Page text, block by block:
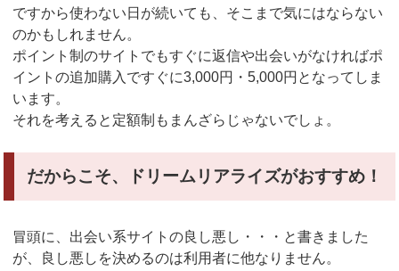
ですから使わない日が続いても、そこまで気にはならない
のかもしれません。
ポイント制のサイトでもすぐに返信や出会いがなければポ
イントの追加購入ですぐに3,000円・5,000円となってしま
います。
それを考えると定額制もまんざらじゃないでしょ。
だからこそ、ドリームリアライズがおすすめ！
冒頭に、出会い系サイトの良し悪し・・・と書きました
が、良し悪しを決めるのは利用者に他なりません。